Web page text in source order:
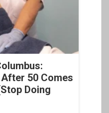
50 Comes
Doing